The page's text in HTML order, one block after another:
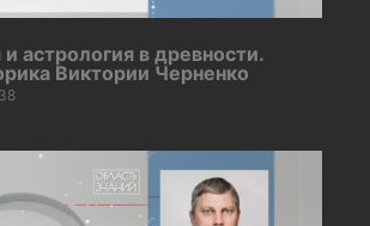
астрология в древности.
Виктории Черненко